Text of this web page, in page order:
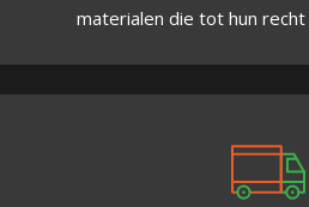
materialen die tot hun recht